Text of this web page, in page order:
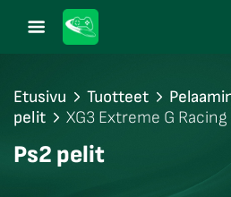
Etusivu Tuotteet
pelit
XG3 Extreme G
Ps2 pelit
sulje